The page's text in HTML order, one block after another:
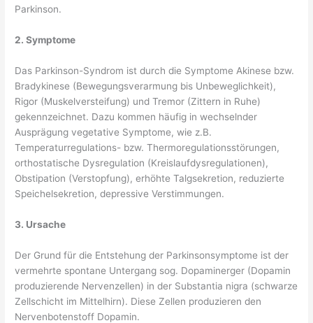
Parkinson.
2. Symptome
Das Parkinson-Syndrom ist durch die Symptome Akinese bzw.
Bradykinese (Bewegungsverarmung bis Unbeweglichkeit),
Rigor (Muskelversteifung) und Tremor (Zittern in Ruhe)
gekennzeichnet. Dazu kommen häufig in wechselnder
Ausprägung vegetative Symptome, wie z.B.
Temperaturregulations- bzw. Thermoregulationsstörungen,
orthostatische Dysregulation (Kreislaufdysregulationen),
Obstipation (Verstopfung), erhöhte Talgsekretion, reduzierte
Speichelsekretion, depressive Verstimmungen.
3. Ursache
Der Grund für die Entstehung der Parkinsonsymptome ist der
vermehrte spontane Untergang sog. Dopaminerger (Dopamin
produzierende Nervenzellen) in der Substantia nigra (schwarze
Zellschicht im Mittelhirn). Diese Zellen produzieren den
Nervenbotenstoff Dopamin.